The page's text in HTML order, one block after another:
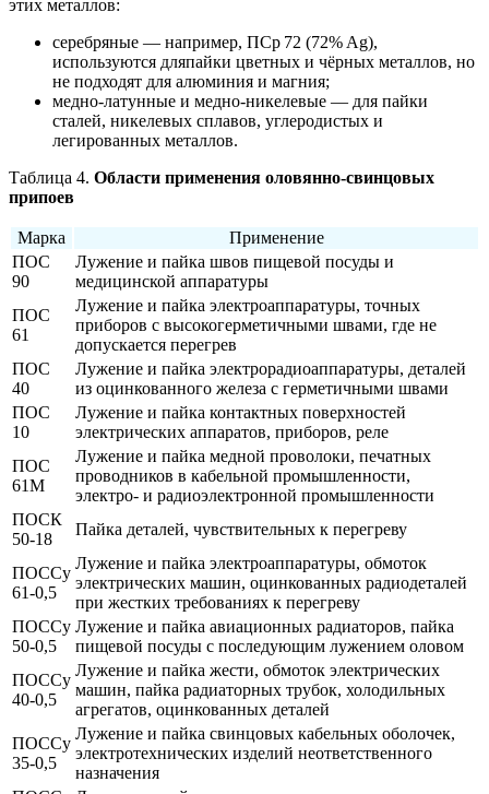
этих металлов:
серебряные — например, ПСр 72 (72% Ag),
используются дляпайки цветных и чёрных металлов, но
не подходят для алюминия и магния;
медно‑латунные и медно‑никелевые — для пайки
сталей, никелевых сплавов, углеродистых и
легированных металлов.
Таблица 4. Области применения оловянно-свинцовых
припоев
Марка
Применение
ПОС
90
Лужение и пайка швов пищевой посуды и
медицинской аппаратуры
ПОС
61
Лужение и пайка электроаппаратуры, точных
приборов с высокогерметичными швами, где не
допускается перегрев
ПОС
40
Лужение и пайка электрорадиоаппаратуры, деталей
из оцинкованного железа с герметичными швами
ПОС
10
Лужение и пайка контактных поверхностей
электрических аппаратов, приборов, реле
ПОС
61М
Лужение и пайка медной проволоки, печатных
проводников в кабельной промышленности,
электро- и радиоэлектронной промышленности
ПОСК
50-18
Пайка деталей, чувствительных к перегреву
ПОССу
61-0,5
Лужение и пайка электроаппаратуры, обмоток
электрических машин, оцинкованных радиодеталей
при жестких требованиях к перегреву
ПОССу
50-0,5
Лужение и пайка авиационных радиаторов, пайка
пищевой посуды с последующим лужением оловом
ПОССу
40-0,5
Лужение и пайка жести, обмоток электрических
машин, пайка радиаторных трубок, холодильных
агрегатов, оцинкованных деталей
ПОССу
35-0,5
Лужение и пайка свинцовых кабельных оболочек,
электротехнических изделий неответственного
назначения